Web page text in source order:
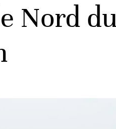
Nord